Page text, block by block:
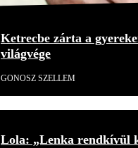
Ketrecbe zárta a
világvége
GONOSZ SZELLEM
Lola: „Lenka rendkívül